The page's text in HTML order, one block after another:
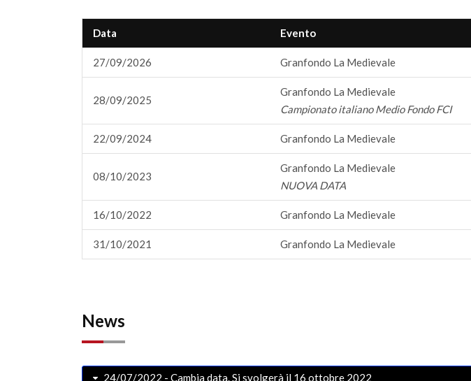
Data Evento
27/09/2026 Granfondo La Medievale
28/09/2025
Granfondo La Medievale
Campionato italiano Medio Fondo FCI
22/09/2024 Granfondo La Medievale
08/10/2023
Granfondo La Medievale
NUOVA DATA
16/10/2022 Granfondo La Medievale
31/10/2021 Granfondo La Medievale
News
24/07/2022 - Cambia data. Si svolgerà il 16 ottobre 2022